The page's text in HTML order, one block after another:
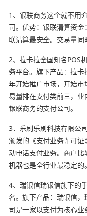
1、银联商务这个就不用
司。优势：银联清算资
联清算最安全。交易量同
2、拉卡拉全国知名POS
务平台。旗下产品：拉卡
年开始推广市场，开始
易量排在支付类前三，
银联商务的支付公司。
3、乐刷乐刷科技有限公
颁发的《支付业务许可
动电话支付业务。商户比
机器也是全行业最稳定的。
4、瑞银信瑞银信旗下的
名。旗下产品：瑞银信
司是一家以支付为核心